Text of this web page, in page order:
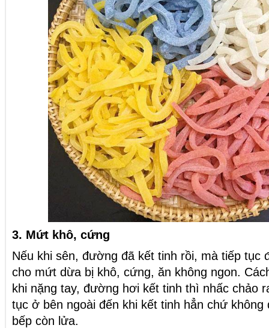
3. Mứt khô, cứng
Nếu khi sên, đường đã kết tinh rồi, mà tiếp tục
cho mứt dừa bị khô, cứng, ăn không ngon.
khi nặng tay, đường hơi kết tinh thì nhấc chảo
tục ở bên ngoài đến khi kết tinh hẳn chứ
bếp còn lửa.